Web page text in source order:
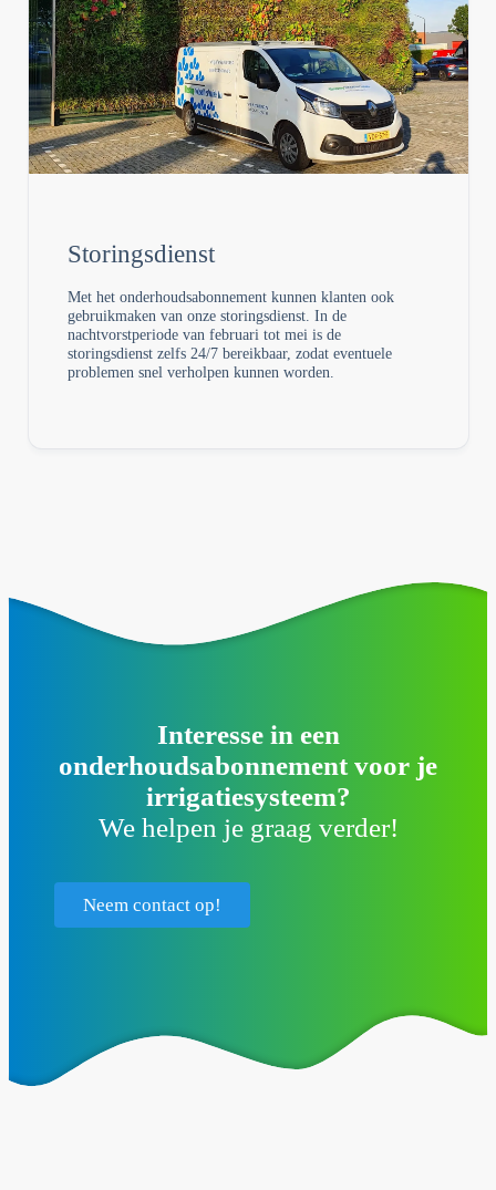
Storingsdienst
Met het onderhoudsabonnement kunnen klanten ook
gebruikmaken van onze storingsdienst. In de
nachtvorstperiode van februari tot mei is de
storingsdienst zelfs 24/7 bereikbaar, zodat eventuele
problemen snel verholpen kunnen worden.
Interesse in een
onderhoudsabonnement voor je
irrigatiesysteem?
We helpen je graag verder!
Neem contact op!